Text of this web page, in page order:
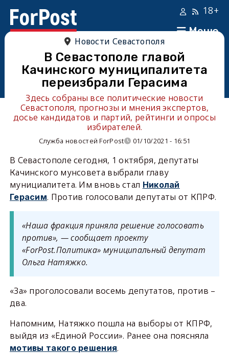
Меню
18+
Новости Севастополя
В Севастополе главой
Качинского муниципалитета
переизбрали Герасима
Здесь собраны все политические новости
Севастополя, прогнозы и мнения экспертов,
досье кандидатов и партий, рейтинги и опросы
избирателей.
Служба новостей ForPost 01/10/2021 - 16:51
В Севастополе сегодня, 1 октября, депутаты
Качинского мунсовета выбрали главу
мунициалитета. Им вновь стал Николай
Герасим. Против голосовали депутаты от КПРФ.
«Наша фракция приняла решение голосовать
против», — сообщает проекту
«ForPost.Политика» муниципальный депутат
Ольга Натяжко.
«За» проголосовали восемь депутатов, против –
два.
Напомним, Натяжко пошла на выборы от КПРФ,
выйдя из «Единой России». Ранее она поясняла
мотивы такого решения.